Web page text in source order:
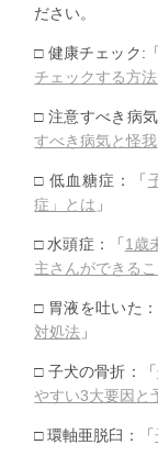
ださい。
□ 健康チェック:「
チェックする方法
□ 注意すべき病
すべき病気と怪我
□ 低血糖症：「
症」とは 」
□ 水頭症：「 1歳
主さんができるこ
□ 胃液を吐いた：
対処法 」
□ 子犬の骨折：「
やすい3大要因と
□ 環軸亜脱臼：「